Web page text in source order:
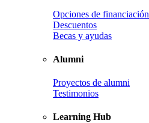
Opciones de financiación
Descuentos
Becas y ayudas
Alumni
Proyectos de alumni
Testimonios
Learning Hub